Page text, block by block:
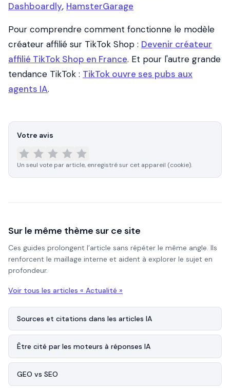
Dashboardly, HamsterGarage
Pour comprendre comment fonctionne le modèle
créateur affilié sur TikTok Shop : Devenir créateur
affilié TikTok Shop en France. Et pour l'autre grande
tendance TikTok : TikTok ouvre ses pubs aux
agents IA.
Votre avis
Un seul vote par article, enregistré sur cet appareil (cookie).
Sur le même thème sur ce site
Ces guides prolongent l’article sans répéter le même angle. Ils
renforcent le maillage interne et aident à explorer le sujet en
profondeur.
Voir tous les articles « Actualité »
Sources et citations dans les articles IA
Être cité par les moteurs à réponses IA
GEO vs SEO